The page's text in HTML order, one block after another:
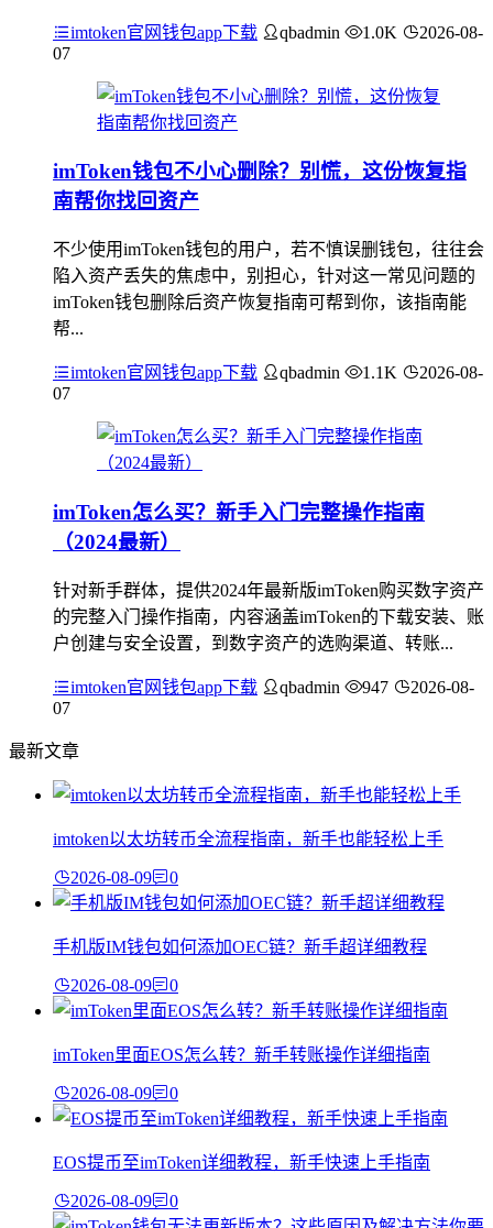
imtoken官网钱包app下载 qbadmin 1.0K
2026-08-
07
imToken钱包不小心删除？别慌，这份恢复指
南帮你找回资产
不少使用imToken钱包的用户，若不慎误删钱包，往往会
陷入资产丢失的焦虑中，别担心，针对这一常见问题的
imToken钱包删除后资产恢复指南可帮到你，该指南能
帮...
imtoken官网钱包app下载 qbadmin 1.1K
2026-08-
07
imToken怎么买？新手入门完整操作指南
（2024最新）
针对新手群体，提供2024年最新版imToken购买数字资产
的完整入门操作指南，内容涵盖imToken的下载安装、账
户创建与安全设置，到数字资产的选购渠道、转账...
imtoken官网钱包app下载 qbadmin 947
2026-08-
07
最新文章
imtoken以太坊转币全流程指南，新手也能轻松上手
2026-08-09 0
手机版IM钱包如何添加OEC链？新手超详细教程
2026-08-09 0
imToken里面EOS怎么转？新手转账操作详细指南
2026-08-09 0
EOS提币至imToken详细教程，新手快速上手指南
2026-08-09 0